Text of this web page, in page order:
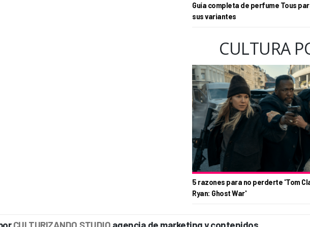
Guía completa de perfume Tous
sus variantes
CULTURA
5 razones para no perderte 'Tom
Ryan: Ghost War'